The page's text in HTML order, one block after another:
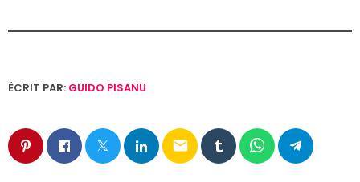
ÉCRIT PAR: GUIDO PISANU
email